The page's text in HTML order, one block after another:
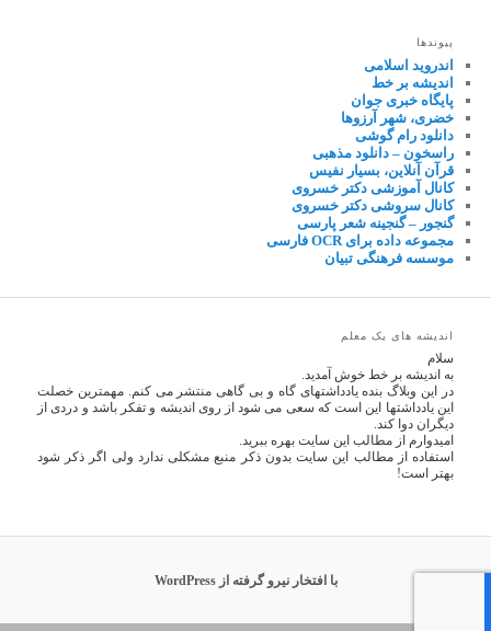
پیوندها
اندروید اسلامی
اندیشه بر خط
پایگاه خبری جوان
خضری، شهر آرزوها
دانلود رام گوشی
راسخون – دانلود مذهبی
قرآن آنلاین، بسیار نفیس
کانال آموزشی دکتر خسروی
کانال سروشی دکتر خسروی
گنجور – گنجینه شعر پارسی
مجموعه داده برای OCR فارسی
موسسه فرهنگی تبیان
اندیشه های یک معلم
سلام
به اندیشه بر خط خوش آمدید.
در این وبلاگ بنده یادداشتهای گاه و بی گاهی منتشر می کنم. مهمترین خصلت
این یادداشتها این است که سعی می شود از روی اندیشه و تفکر باشد و دردی از
دیگران دوا کند.
امیدوارم از مطالب این سایت بهره ببرید.
استفاده از مطالب این سایت بدون ذکر منبع مشکلی ندارد ولی اگر ذکر شود
بهتر است!
با افتخار نیرو گرفته از WordPress